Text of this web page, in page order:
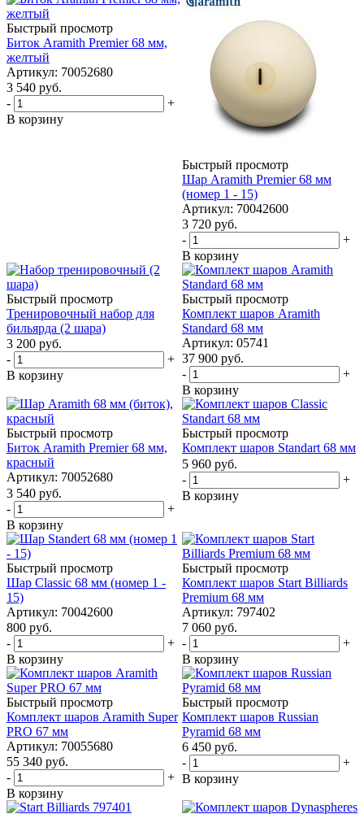
Быстрый просмотр
Биток Aramith Premier 68 мм,
желтый
Артикул: 70052680
3 540 руб.
-
+
В корзину
Быстрый просмотр
Шар Aramith Premier 68 мм
(номер 1 - 15)
Артикул: 70042600
3 720 руб.
-
+
В корзину
Быстрый просмотр
Тренировочный набор для
бильярда (2 шара)
3 200 руб.
-
+
В корзину
Быстрый просмотр
Комплект шаров Aramith
Standard 68 мм
Артикул: 05741
37 900 руб.
-
+
В корзину
Быстрый просмотр
Биток Aramith Premier 68 мм,
красный
Артикул: 70052680
3 540 руб.
-
+
В корзину
Быстрый просмотр
Комплект шаров Standart 68 мм
5 960 руб.
-
+
В корзину
Быстрый просмотр
Шар Classic 68 мм (номер 1 -
15)
Артикул: 70042600
800 руб.
-
+
В корзину
Быстрый просмотр
Комплект шаров Start Billiards
Premium 68 мм
Артикул: 797402
7 060 руб.
-
+
В корзину
Быстрый просмотр
Комплект шаров Aramith Super
PRO 67 мм
Артикул: 70055680
55 340 руб.
-
+
В корзину
Быстрый просмотр
Комплект шаров Russian
Pyramid 68 мм
6 450 руб.
-
+
В корзину